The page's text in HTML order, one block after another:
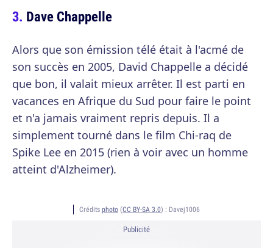
Dave Chappelle
Alors que son émission télé était à l'acmé de
son succès en 2005, David Chappelle a décidé
que bon, il valait mieux arrêter. Il est parti en
vacances en Afrique du Sud pour faire le point
et n'a jamais vraiment repris depuis. Il a
simplement tourné dans le film Chi-raq de
Spike Lee en 2015 (rien à voir avec un homme
atteint d'Alzheimer).
Crédits photo (CC BY-SA 3.0) : Davej1006
Publicité